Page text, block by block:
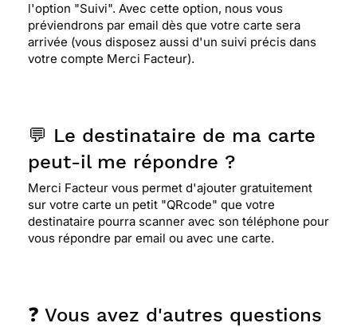
l'option "Suivi". Avec cette option, nous vous
préviendrons par email dès que votre carte sera
arrivée (vous disposez aussi d'un suivi précis dans
votre compte Merci Facteur).
💬 Le destinataire de ma carte
peut-il me répondre ?
Merci Facteur vous permet d'ajouter gratuitement
sur votre carte un petit "QRcode" que votre
destinataire pourra scanner avec son téléphone pour
vous répondre par email ou avec une carte.
❓ Vous avez d'autres questions